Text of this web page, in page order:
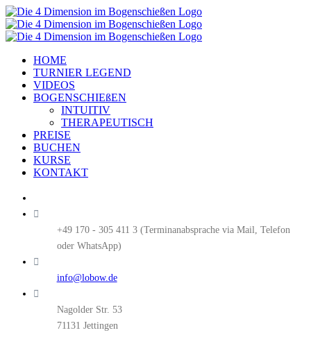
Zum
Inhalt
springen
HOME
TURNIER LEGEND
VIDEOS
BOGENSCHIEßEN
INTUITIV
THERAPEUTISCH
PREISE
BUCHEN
KURSE
KONTAKT
+49 170 - 305 411 3
info@lobow.de
Nagolder Str. 53
71131 Jettingen